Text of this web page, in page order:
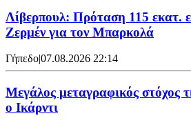
Λίβερπουλ: Πρόταση 115 εκατ.
Ζερμέν για τον Μπαρκολά
Γήπεδο|07.08.2026 22:14
Μεγάλος μεταγραφικός στόχος
ο Ικάρντι